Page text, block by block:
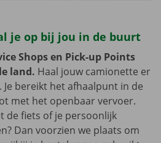
je op bij jou in de buurt
Shops en Pick-up Points
land. Haal jouw camionette er
Je bereikt het afhaalpunt in de
met het openbaar vervoer.
de fiets of je persoonlijk
Dan voorzien we plaats om